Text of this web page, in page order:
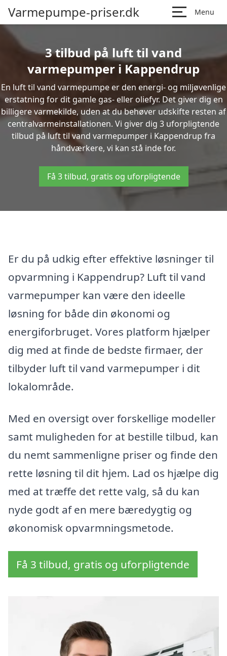
Varmepumpe-priser.dk Menu
3 tilbud på luft til vand
varmepumper i Kappendrup
En luft til vand varmepumpe er den energi- og miljøvenlige
erstatning for dit gamle gas- eller oliefyr. Det giver dig en
billigere varmekilde, uden at du behøver udskifte resten af
centralvarmeinstallationen. Vi giver dig 3 uforpligtende
tilbud på luft til vand varmepumper i Kappendrup fra
håndværkere, vi kan stå inde for.
Få 3 tilbud, gratis og uforpligtende
Er du på udkig efter effektive løsninger til
opvarmning i Kappendrup? Luft til vand
varmepumper kan være den ideelle
løsning for både din økonomi og
energiforbruget. Vores platform hjælper
dig med at finde de bedste firmaer, der
tilbyder luft til vand varmepumper i dit
lokalområde.
Med en oversigt over forskellige modeller
samt muligheden for at bestille tilbud, kan
du nemt sammenligne priser og finde den
rette løsning til dit hjem. Lad os hjælpe dig
med at træffe det rette valg, så du kan
nyde godt af en mere bæredygtig og
økonomisk opvarmningsmetode.
Få 3 tilbud, gratis og uforpligtende